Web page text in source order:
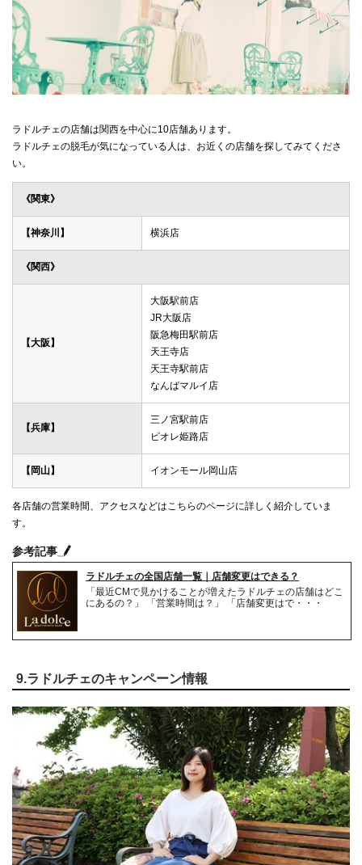
ラドルチェの店舗は関西を中心に10店舗あります。
ラドルチェの脱毛が気になっている人は、お近くの店舗を探してみてくださ
い。
《関東》
【神奈川】 横浜店
《関西》
【大阪】
大阪駅前店
JR大阪店
阪急梅田駅前店
天王寺店
天王寺駅前店
なんばマルイ店
【兵庫】
三ノ宮駅前店
ピオレ姫路店
【岡山】 イオンモール岡山店
各店舗の営業時間、アクセスなどはこちらのページに詳しく紹介していま
す。
参考記事
ラドルチェの全国店舗一覧｜店舗変更はできる？
「最近CMで見かけることが増えたラドルチェの店舗はどこ
にあるの？」 「営業時間は？」 「店舗変更はで・・・
9.ラドルチェのキャンペーン情報